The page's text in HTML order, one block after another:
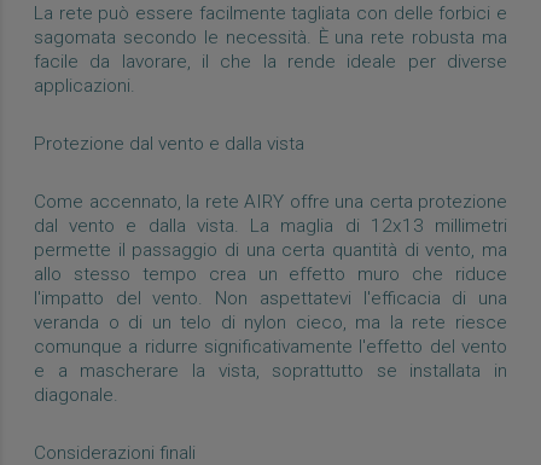
La rete può essere facilmente tagliata con delle forbici e
sagomata secondo le necessità. È una rete robusta ma
facile da lavorare, il che la rende ideale per diverse
applicazioni.
Protezione dal vento e dalla vista
Come accennato, la rete AIRY offre una certa protezione
dal vento e dalla vista. La maglia di 12x13 millimetri
permette il passaggio di una certa quantità di vento, ma
allo stesso tempo crea un effetto muro che riduce
l'impatto del vento. Non aspettatevi l'efficacia di una
veranda o di un telo di nylon cieco, ma la rete riesce
comunque a ridurre significativamente l'effetto del vento
e a mascherare la vista, soprattutto se installata in
diagonale.
Considerazioni finali